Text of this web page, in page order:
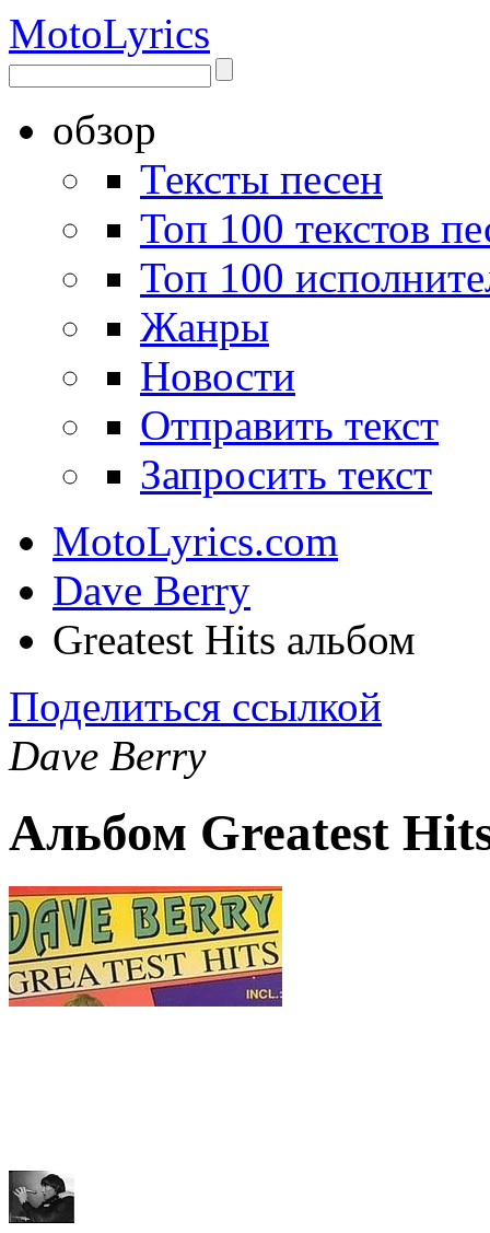
MotoLyrics
обзор
Тексты песен
Топ 100 текстов
Топ 100
Жанры
Новости
Отправить текст
Запросить текст
MotoLyrics.com
Dave Berry
Greatest Hits альбом
Поделиться ссылкой
Dave Berry
Альбом Greatest